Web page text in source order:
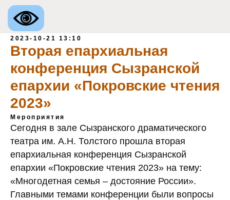
2023-10-21 13:10
Вторая епархиальная
конференция Сызранской
епархии «Покровские чтения
2023»
Мероприятия
Сегодня в зале Сызранского драматического
театра им. А.Н. Толстого прошла вторая
епархиальная конференция Сызранской
епархии «Покровские чтения 2023» на тему:
«Многодетная семья – достояние России».
Главными темами конференции были вопросы